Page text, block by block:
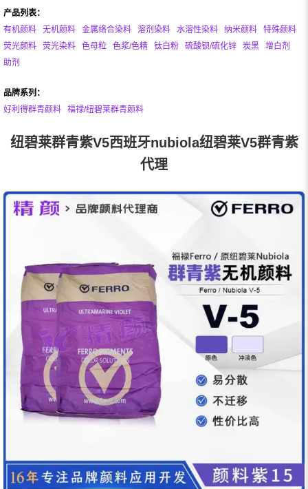
产品列表：
有机颜料
无机颜料 金属络合染料 溶剂染料 水溶性染料 纳米颜料
特殊颜料
荧光颜料
荧光染料 色母粒 色浆/色精 钛白粉 硫酸钡/硫化锌 炭黑
增白剂
助剂
品牌系列：
好利得群青颜料
福禄/纽碧莱群青颜料
纽碧莱群青紫V5西班牙nubiola纽碧莱V5群青紫
代理